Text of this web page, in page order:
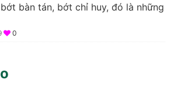
bàn tán, bớt chỉ huy, đó là những
0